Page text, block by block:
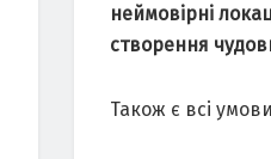
неймовірні
створення
Також є всі